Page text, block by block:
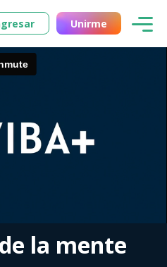
Unirme
de la mente